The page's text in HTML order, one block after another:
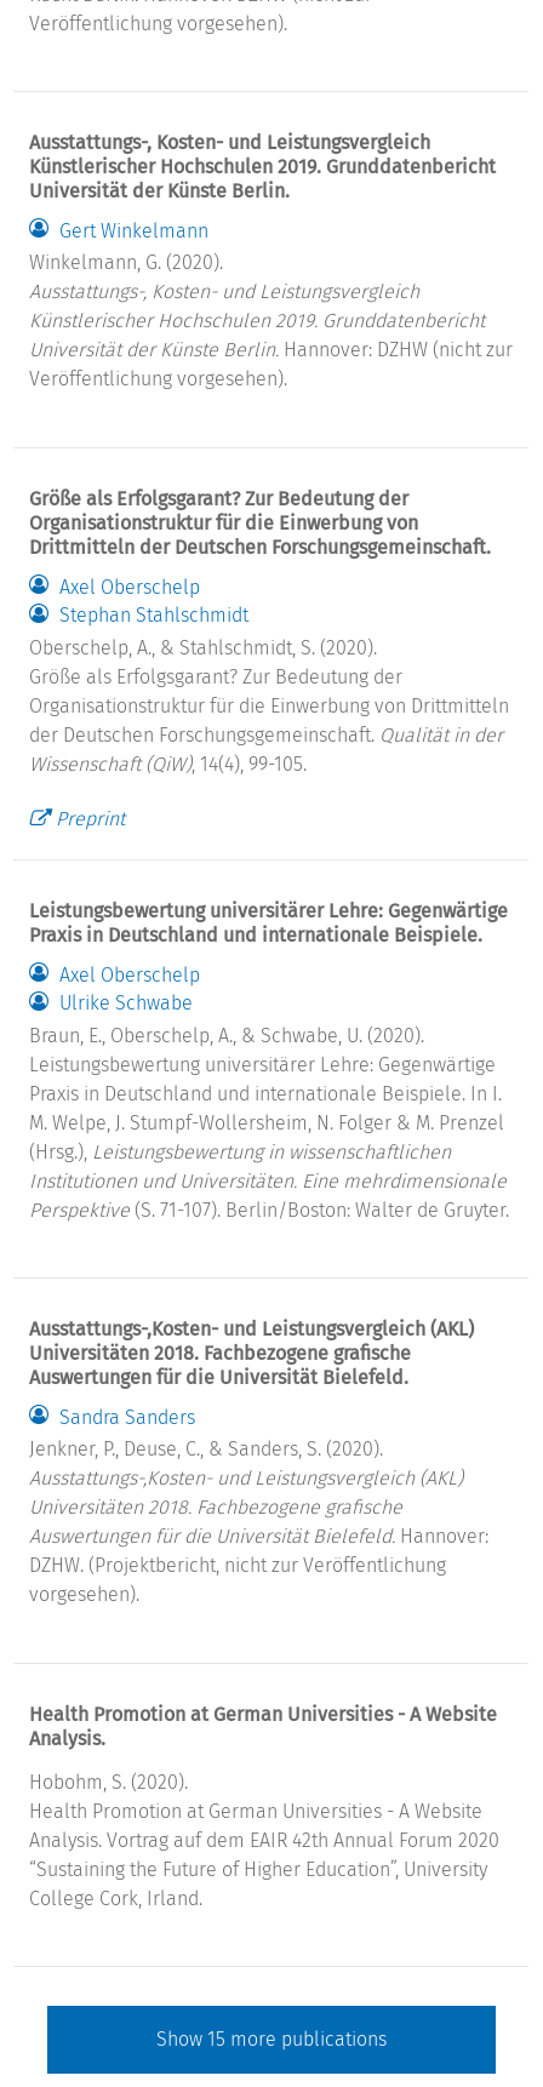
Veröffentlichung vorgesehen).
Ausstattungs-, Kosten- und Leistungsvergleich
Künstlerischer Hochschulen 2019. Grunddatenbericht
Universität der Künste Berlin.
Gert Winkelmann
Winkelmann, G. (2020).
Ausstattungs-, Kosten- und Leistungsvergleich
Künstlerischer Hochschulen 2019. Grunddatenbericht
Universität der Künste Berlin. Hannover: DZHW (nicht zur
Veröffentlichung vorgesehen).
Größe als Erfolgsgarant? Zur Bedeutung der
Organisationstruktur für die Einwerbung von
Drittmitteln der Deutschen Forschungsgemeinschaft.
Axel Oberschelp
Stephan Stahlschmidt
Oberschelp, A., & Stahlschmidt, S. (2020).
Größe als Erfolgsgarant? Zur Bedeutung der
Organisationstruktur für die Einwerbung von Drittmitteln
der Deutschen Forschungsgemeinschaft. Qualität in der
Wissenschaft (QiW), 14(4), 99-105.
Preprint
Leistungsbewertung universitärer Lehre: Gegenwärtige
Praxis in Deutschland und internationale Beispiele.
Axel Oberschelp
Ulrike Schwabe
Braun, E., Oberschelp, A., & Schwabe, U. (2020).
Leistungsbewertung universitärer Lehre: Gegenwärtige
Praxis in Deutschland und internationale Beispiele. In I.
M. Welpe, J. Stumpf-Wollersheim, N. Folger & M. Prenzel
(Hrsg.), Leistungsbewertung in wissenschaftlichen
Institutionen und Universitäten. Eine mehrdimensionale
Perspektive (S. 71-107). Berlin/Boston: Walter de Gruyter.
Ausstattungs-,Kosten- und Leistungsvergleich (AKL)
Universitäten 2018. Fachbezogene grafische
Auswertungen für die Universität Bielefeld.
Sandra Sanders
Jenkner, P., Deuse, C., & Sanders, S. (2020).
Ausstattungs-,Kosten- und Leistungsvergleich (AKL)
Universitäten 2018. Fachbezogene grafische
Auswertungen für die Universität Bielefeld. Hannover:
DZHW. (Projektbericht, nicht zur Veröffentlichung
vorgesehen).
Health Promotion at German Universities - A Website
Analysis.
Hobohm, S. (2020).
Health Promotion at German Universities - A Website
Analysis. Vortrag auf dem EAIR 42th Annual Forum 2020
“Sustaining the Future of Higher Education”, University
College Cork, Irland.
Show 15 more publications